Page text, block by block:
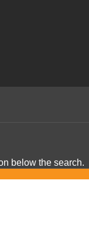
below the search.